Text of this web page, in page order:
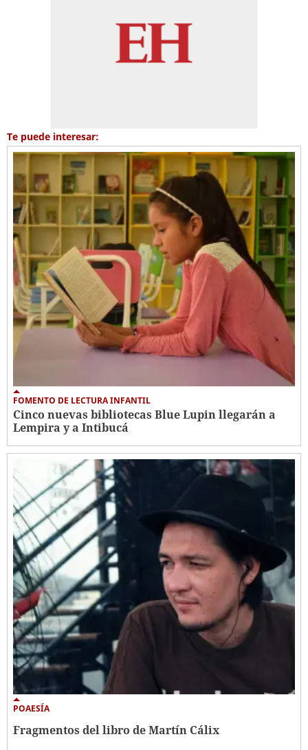
Te puede interesar:
FOMENTO DE LECTURA INFANTIL
Cinco nuevas bibliotecas Blue Lupin llegarán a
Lempira y a Intibucá
POAESÍA
Fragmentos del libro de Martín Cálix